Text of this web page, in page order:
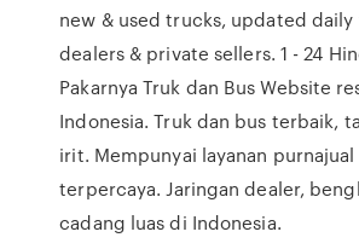
new & used trucks, updated daily
dealers & private sellers. 1 - 24
Pakarnya Truk dan Bus Website
Indonesia. Truk dan bus terbaik,
irit. Mempunyai layanan
terpercaya. Jaringan dealer,
cadang luas di Indonesia.